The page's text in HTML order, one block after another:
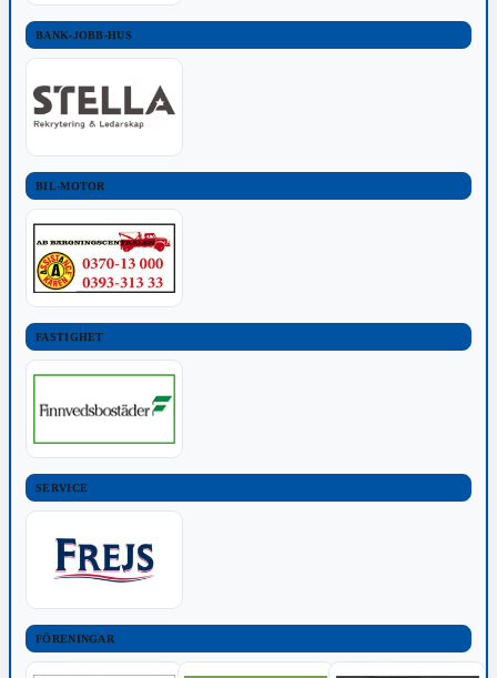
BANK-JOBB-HUS
BIL-MOTOR
FASTIGHET
SERVICE
FÖRENINGAR